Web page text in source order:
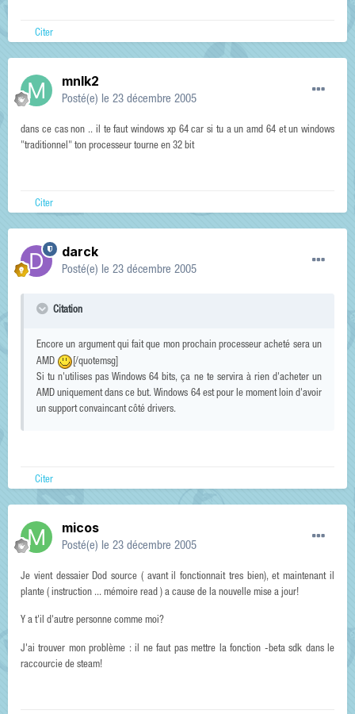
Citer
mnlk2
Posté(e) le 23 décembre 2005
dans ce cas non .. il te faut windows xp 64 car si tu a un amd 64 et un windows
"traditionnel" ton processeur tourne en 32 bit
Citer
darck
Posté(e) le 23 décembre 2005
Citation
Encore un argument qui fait que mon prochain processeur acheté sera un
AMD
[/quotemsg]
Si tu n'utilises pas Windows 64 bits, ça ne te servira à rien d'acheter un
AMD uniquement dans ce but. Windows 64 est pour le moment loin d'avoir
un support convaincant côté drivers.
Citer
micos
Posté(e) le 23 décembre 2005
Je vient dessaier Dod source ( avant il fonctionnait tres bien), et maintenant il
plante ( instruction ... mémoire read ) a cause de la nouvelle mise a jour!
Y a t'il d'autre personne comme moi?
J'ai trouver mon problème : il ne faut pas mettre la fonction -beta sdk dans le
raccourcie de steam!